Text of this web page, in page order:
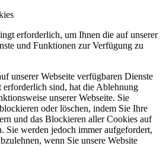
erforderlich, um Ihnen die auf unserer
und Funktionen zur Verfügung zu
unserer Webseite verfügbaren Dienste
sind, hat die Ablehnung
unserer Webseite. Sie
oder löschen, indem Sie Ihre
und das Blockieren aller Cookies auf
Sie werden jedoch immer aufgefordert,
wenn Sie unsere Website